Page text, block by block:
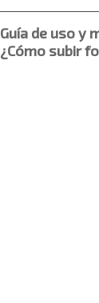
Guía de uso y
¿Cómo subir